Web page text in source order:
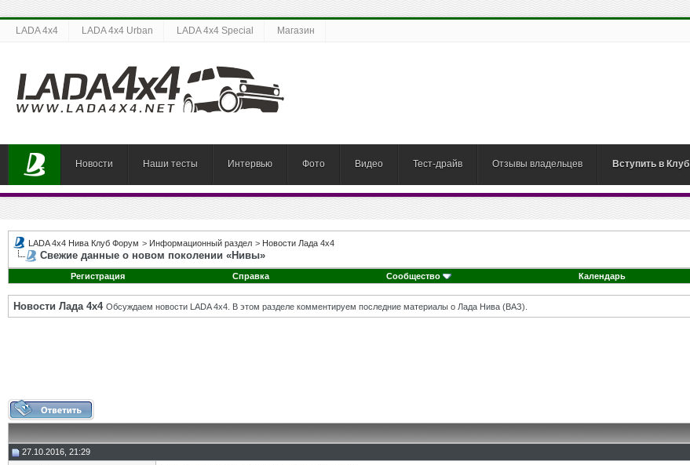
LADA 4x4 LADA 4x4 Urban LADA 4x4 Special Магазин
Новости Наши тесты Интервью Фото Видео Тест-драйв Отзывы владельцев Вступить в Клуб
LADA 4x4 Нива Клуб Форум > Информационный раздел > Новости Лада 4х4
Свежие данные о новом поколении «Нивы»
Регистрация
Справка Сообщество Календарь
Новости Лада 4х4 Обсуждаем новости LADA 4x4. В этом разделе комментируем последние материалы о Лада Нива (ВАЗ).
27.10.2016, 21:29